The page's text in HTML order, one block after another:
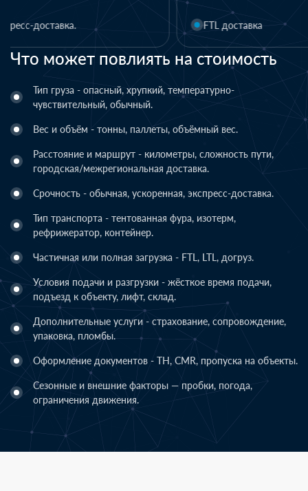
Что может повлиять на стоимость
Тип груза - опасный, хрупкий, температурно-
чувствительный, обычный.
Вес и объём - тонны, паллеты, объёмный вес.
Расстояние и маршрут - километры, сложность пути,
городская/межрегиональная доставка.
Срочность - обычная, ускоренная, экспресс-доставка.
Тип транспорта - тентованная фура, изотерм,
рефрижератор, контейнер.
Частичная или полная загрузка - FTL, LTL, догруз.
Условия подачи и разгрузки - жёсткое время подачи,
подъезд к объекту, лифт, склад.
Дополнительные услуги - страхование, сопровождение,
упаковка, пломбы.
Оформление документов - ТН, CMR, пропуска на объекты.
Сезонные и внешние факторы — пробки, погода,
ограничения движения.
FTL доставка LTL